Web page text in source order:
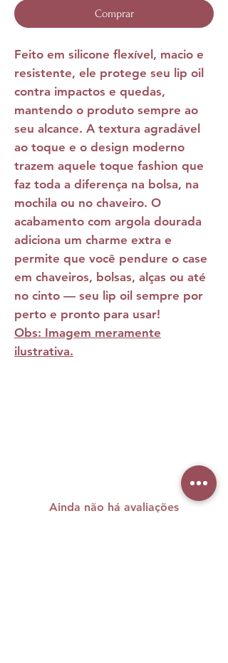
Comprar
Feito em silicone flexível, macio e
resistente, ele protege seu lip oil
contra impactos e quedas,
mantendo o produto sempre ao
seu alcance. A textura agradável
ao toque e o design moderno
trazem aquele toque fashion que
faz toda a diferença na bolsa, na
mochila ou no chaveiro. O
acabamento com argola dourada
adiciona um charme extra e
permite que você pendure o case
em chaveiros, bolsas, alças ou até
no cinto — seu lip oil sempre por
perto e pronto para usar!
Obs: Imagem meramente
ilustrativa.
Visual moderno e funcional
Acessório prático para o dia a
Ainda não há avaliações